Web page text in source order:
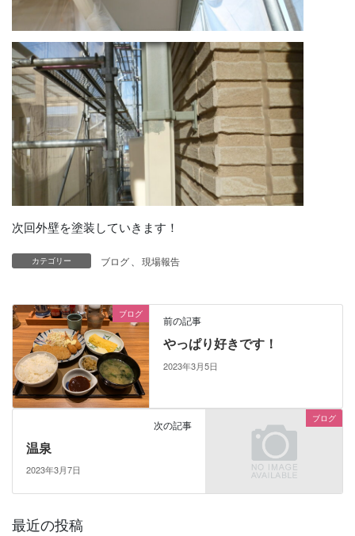
次回外壁を塗装していきます！
カテゴリー ブログ 現場報告
ブログ 前の記事
やっぱり好きです！
2023年3月5日
ブログ
次の記事
温泉
2023年3月7日
最近の投稿